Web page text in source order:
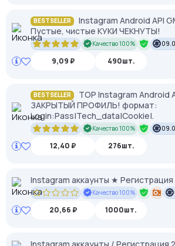
BESTSELLER
Instagram Android API
Пустые, чистые КУКИ ЧЕКНУТЫ!
Качество 100%
9,09 ₽ 490шт.
BESTSELLER
TOP Instagram Android
ЗАКРЫТЫЙ ПРОФИЛЬ! формат:
Login:Pass|Tech_data|Cookie|.
Качество 100%
12,40 ₽ 276шт.
Instagram аккаунты ★ Регистрация
Качество 100%
20,66 ₽ 1000шт.